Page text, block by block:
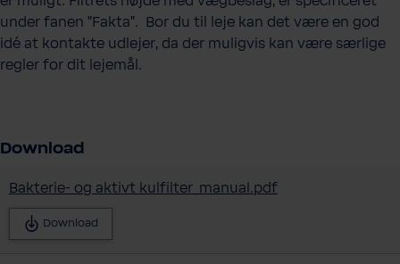
under fanen "Fakta". Bor du til leje kan det være en god
idé at kontakte udlejer, da der muligvis kan være særlige
regler for dit lejemål.
Download
Bakterie- og aktivt kulfilter_manual.pdf
Download